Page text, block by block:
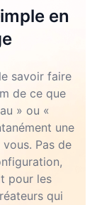
en
savoir faire
de ce que
» ou «
une
Pas de
pour les
qui